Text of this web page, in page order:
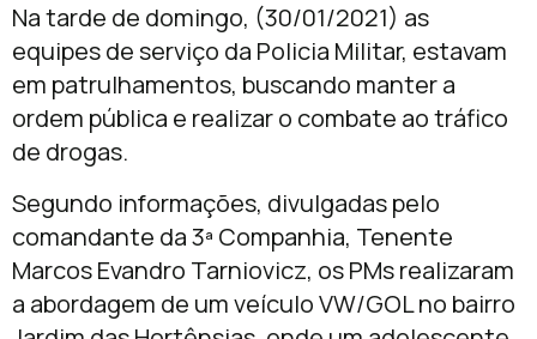
Na tarde de domingo, (30/01/2021) as
equipes de serviço da Policia Militar, estavam
em patrulhamentos, buscando manter a
ordem pública e realizar o combate ao tráfico
de drogas.
Segundo informações, divulgadas pelo
comandante da 3ª Companhia, Tenente
Marcos Evandro Tarniovicz, os PMs realizaram
a abordagem de um veículo VW/GOL no bairro